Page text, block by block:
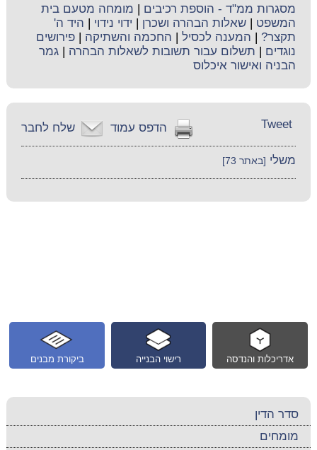
מסגרות ממ"ד - הוספת רכיבים
מומחה מטעם בית
המשפט |שאלות הבהרה ושכרן ידוי נידוי
היד ה'
תקצר?
המענה לכסיל החכמה והשתיקה |פירושים
נוגדים
תשלום עבור תשובות לשאלות הבהרה |גמר
הבניה ואישור איכלוס
שלח לחבר הדפס עמוד Tweet
משלי [באתר 73]
ביקורת מבנים רישוי הבנייה אדריכלות והנדסה
סדר הדין
מומחים